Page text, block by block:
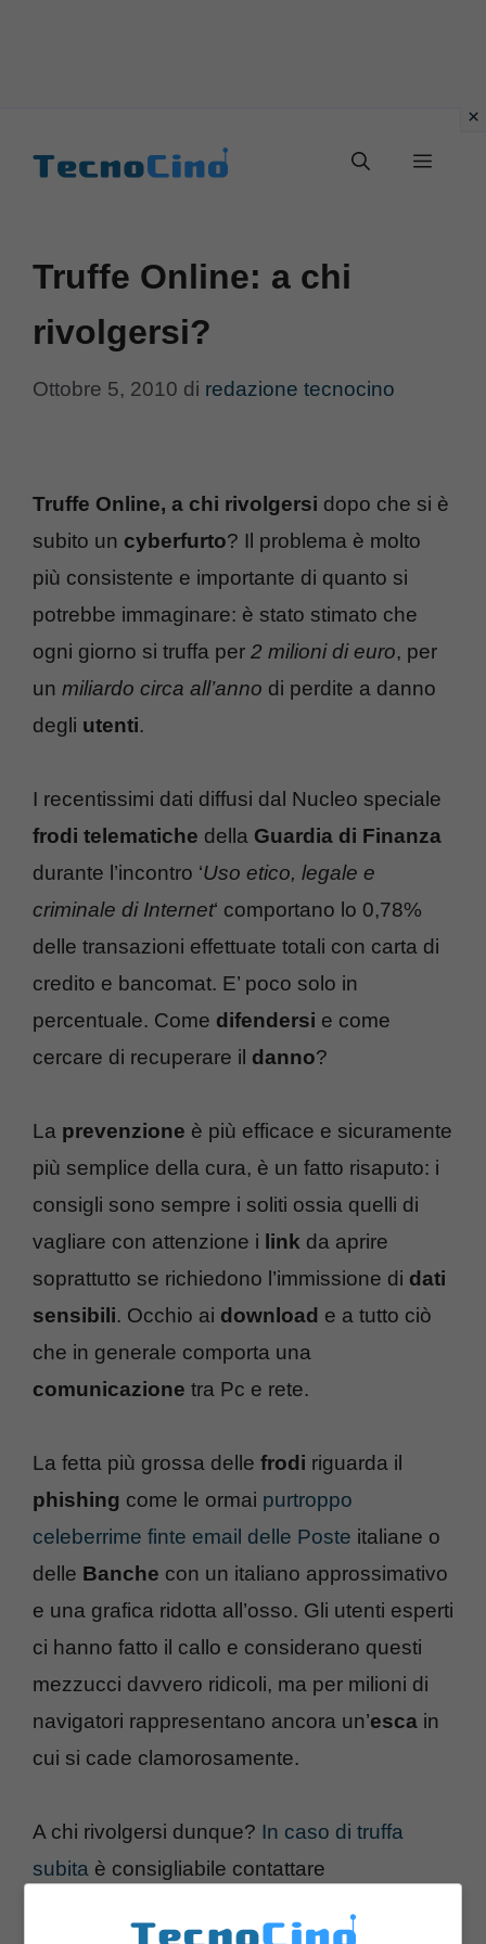
Menu
Truffe Online: a chi
rivolgersi?
Ottobre 5, 2010 di redazione tecnocino
Truffe Online, a chi rivolgersi dopo che si è
subito un cyberfurto? Il problema è molto
più consistente e importante di quanto si
potrebbe immaginare: è stato stimato che
ogni giorno si truffa per 2 milioni di euro, per
un miliardo circa all’anno di perdite a danno
degli utenti.
I recentissimi dati diffusi dal Nucleo speciale
frodi telematiche della Guardia di Finanza
durante l’incontro ‘Uso etico, legale e
criminale di Internet‘ comportano lo 0,78%
delle transazioni effettuate totali con carta di
credito e bancomat. E’ poco solo in
percentuale. Come difendersi e come
cercare di recuperare il danno?
La prevenzione è più efficace e sicuramente
più semplice della cura, è un fatto risaputo: i
consigli sono sempre i soliti ossia quelli di
vagliare con attenzione i link da aprire
soprattutto se richiedono l’immissione di dati
sensibili. Occhio ai download e a tutto ciò
che in generale comporta una
comunicazione tra Pc e rete.
La fetta più grossa delle frodi riguarda il
phishing come le ormai purtroppo
celeberrime finte email delle Poste italiane o
delle Banche con un italiano approssimativo
e una grafica ridotta all’osso. Gli utenti esperti
ci hanno fatto il callo e considerano questi
mezzucci davvero ridicoli, ma per milioni di
navigatori rappresentano ancora un’esca in
cui si cade clamorosamente.
A chi rivolgersi dunque? In caso di truffa
subita è consigliabile contattare